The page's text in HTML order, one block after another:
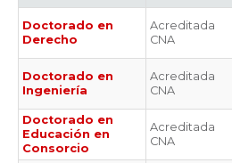
Doctorado en
Derecho
Acreditada
CNA
Doctorado en
Ingeniería
Acreditada
CNA
Doctorado en
Educación en
Consorcio
Acreditada
CNA